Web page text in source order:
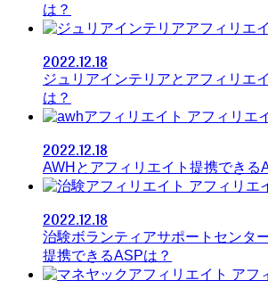
は？
2022.12.18
ジュリアインテリアとアフィリエ
は？
アフィリエ
2022.12.18
AWHとアフィリエイト提携できる
アフィリエ
2022.12.18
治験ボランティアサポートセンタ
提携できるASPは？
アフ